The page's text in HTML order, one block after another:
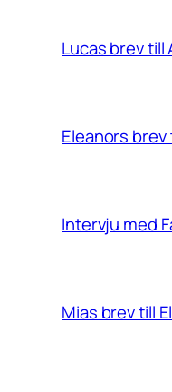
Lucas brev till
Eleanors brev
Intervju med
Mias brev till